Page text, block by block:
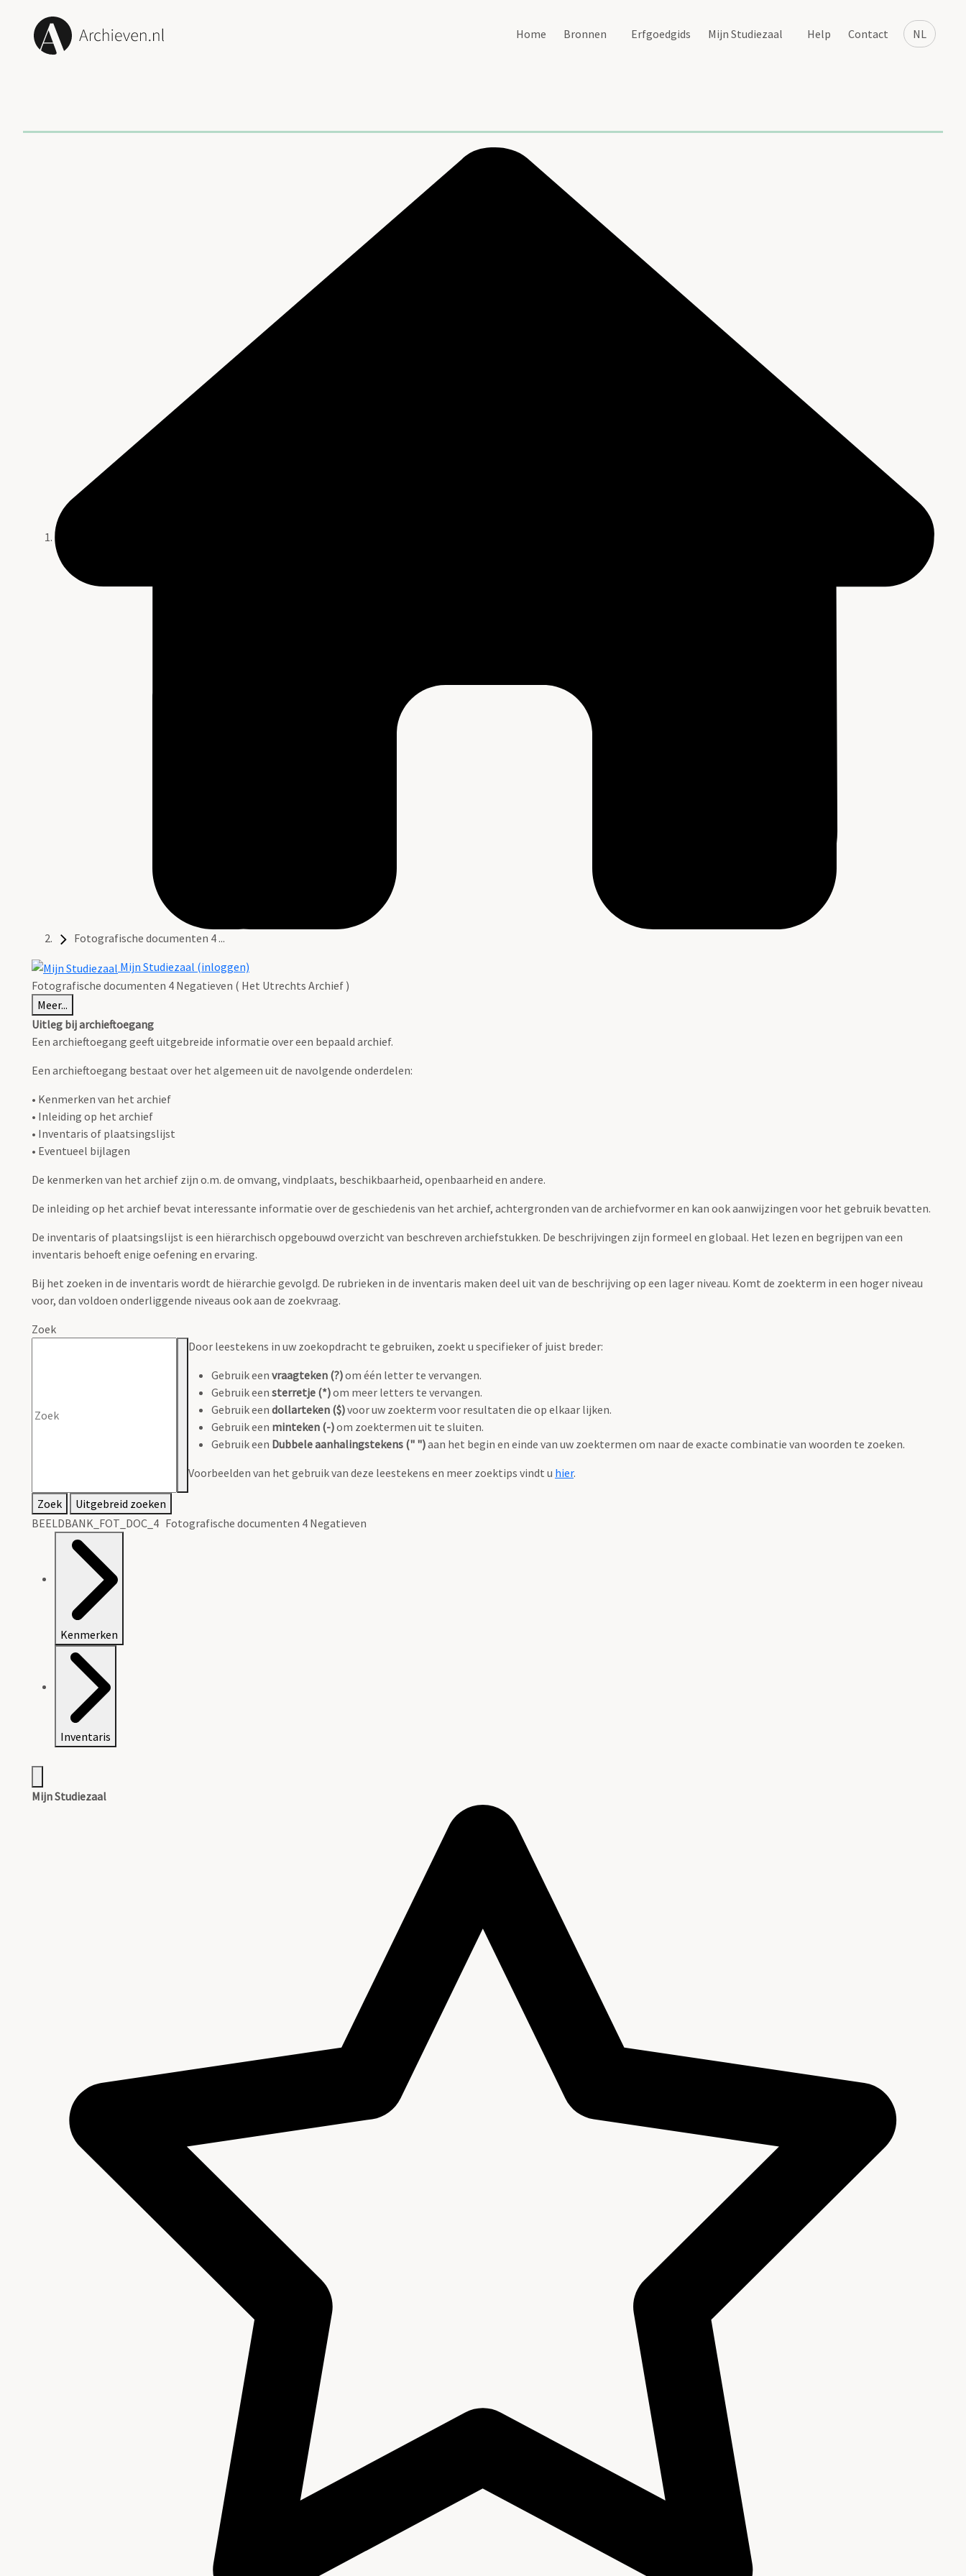
NL
Home Bronnen Erfgoedgids Mijn Studiezaal Help Contact
Fotografische documenten 4 ...
Mijn Studiezaal (inloggen)
Fotografische documenten 4 Negatieven ( Het Utrechts Archief )
Meer...
Uitleg bij archieftoegang
Een archieftoegang geeft uitgebreide informatie over een bepaald archief.
Een archieftoegang bestaat over het algemeen uit de navolgende onderdelen:
• Kenmerken van het archief
• Inleiding op het archief
• Inventaris of plaatsingslijst
• Eventueel bijlagen
De kenmerken van het archief zijn o.m. de omvang, vindplaats, beschikbaarheid, openbaarheid en andere.
De inleiding op het archief bevat interessante informatie over de geschiedenis van het archief, achtergronden van de archiefvormer en kan ook aanwijzingen voor het gebruik bevatten.
De inventaris of plaatsingslijst is een hiërarchisch opgebouwd overzicht van beschreven archiefstukken. De beschrijvingen zijn formeel en globaal. Het lezen en begrijpen van een
inventaris behoeft enige oefening en ervaring.
Bij het zoeken in de inventaris wordt de hiërarchie gevolgd. De rubrieken in de inventaris maken deel uit van de beschrijving op een lager niveau. Komt de zoekterm in een hoger niveau
voor, dan voldoen onderliggende niveaus ook aan de zoekvraag.
Zoek
Door leestekens in uw zoekopdracht te gebruiken, zoekt u specifieker of juist breder:
Gebruik een vraagteken (?)om één letter te vervangen.
Gebruik een sterretje (*)om meer letters te vervangen.
Gebruik een dollarteken ($)voor uw zoekterm voor resultaten die op elkaar lijken.
Gebruik een minteken (-)om zoektermen uit te sluiten.
Gebruik een Dubbele aanhalingstekens (" ")aan het begin en einde van uw zoektermen om naar de exacte combinatie van woorden te zoeken.
Voorbeelden van het gebruik van deze leestekens en meer zoektips vindt u hier.
Zoek
Uitgebreid zoeken
BEELDBANK_FOT_DOC_4 Fotografische documenten 4 Negatieven
Kenmerken
Inventaris
Mijn Studiezaal